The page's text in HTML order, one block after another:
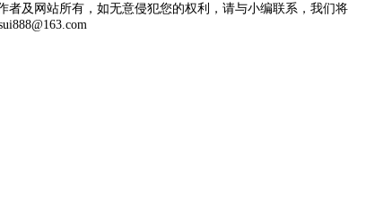
及网站所有，如无意侵犯您的权利，请与小编联系，我们将